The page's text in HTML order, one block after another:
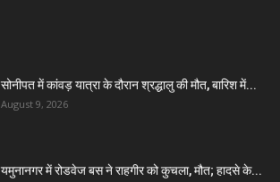
सोनीपत में कांवड़ यात्रा के दौरान श्रद्धालु की मौत, बारिश में...
August 9, 2026
यमुनानगर में रोडवेज बस ने राहगीर को कुचला, मौत; हादसे के...